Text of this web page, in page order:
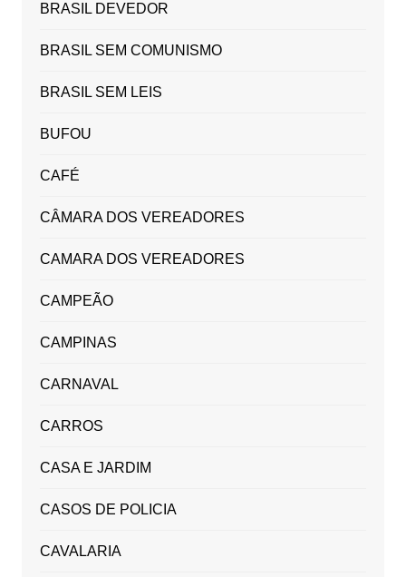
BRASIL DEVEDOR
BRASIL SEM COMUNISMO
BRASIL SEM LEIS
BUFOU
CAFÉ
CÂMARA DOS VEREADORES
CAMARA DOS VEREADORES
CAMPEÃO
CAMPINAS
CARNAVAL
CARROS
CASA E JARDIM
CASOS DE POLICIA
CAVALARIA